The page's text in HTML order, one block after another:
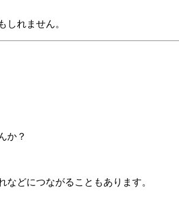
しれません。
か？
どにつながることもあります。